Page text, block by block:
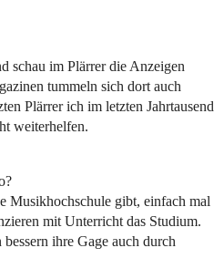
schau im Plärrer die Anzeigen
tummeln sich dort auch
Plärrer ich im letzten Jahrtausend
weiterhelfen.
Musikhochschule gibt, einfach mal
mit Unterricht das Studium.
ihre Gage auch durch